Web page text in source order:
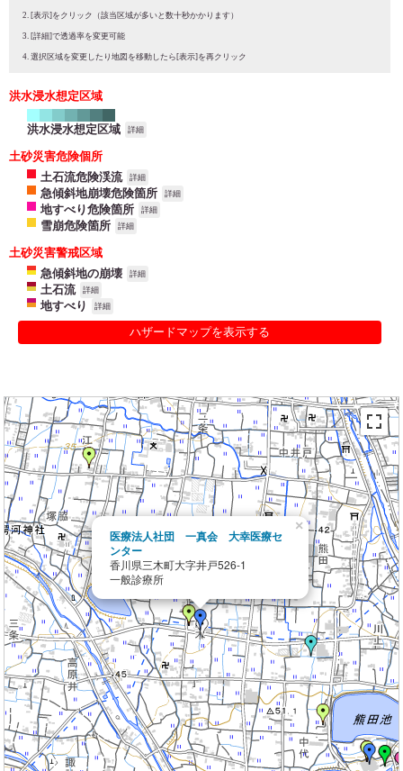
[表示]をクリック（該当区域が多いと数十秒かかります）
[詳細]で透過率を変更可能
選択区域を変更したり地図を移動したら[表示]を再クリック
洪水浸水想定区域
洪水浸水想定区域 詳細
土砂災害危険個所
土石流危険渓流
詳細
急傾斜地崩壊危険箇所 詳細
地すべり危険箇所 詳細
雪崩危険箇所 詳細
土砂災害警戒区域
急傾斜地の崩壊
詳細
土石流 詳細
地すべり 詳細
ハザードマップを表示する
医療法人社団 一真会 大幸医療セ
ンター
香川県三木町大字井戸526-1
一般診療所
×